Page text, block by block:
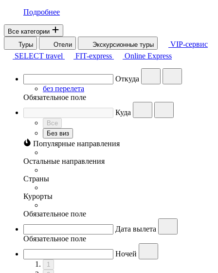
Подробнее
Все категории
Туры
Отели Экскурсионные туры
VIP-сервис
SELECT travel
FIT-express Online Express
Откуда
без перелета
Обязательное поле
Куда
Все
Без виз
Популярные направления
Остальные направления
Страны
Курорты
Обязательное поле
Дата вылета
Обязательное поле
Ночей
1